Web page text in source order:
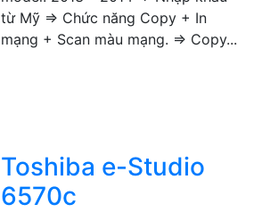
từ Mỹ => Chức năng Copy + In
mạng + Scan màu mạng. => Copy...
Toshiba e-Studio
6570c